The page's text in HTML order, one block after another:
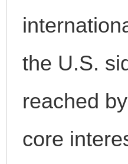
the U.S.
reached
core